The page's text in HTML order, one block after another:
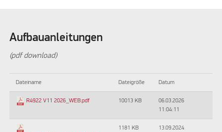
Aufbauanleitungen
(pdf download)
Dateiname Dateigröße Datum
R4922 V11 2026_WEB.pdf 10013 KB
06.03.2026
11:04:11
1181 KB
13.09.2024